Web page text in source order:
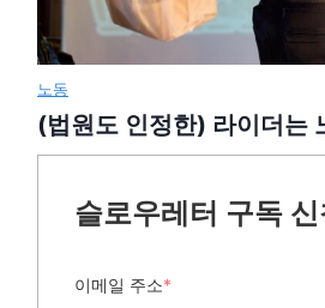
노동
(법원도 인정한) 라이더는
슬로우레터 구독
이메일 주소*